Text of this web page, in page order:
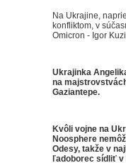
Na Ukrajine,
konfliktom, v
Omicron - Igor
Ukrajinka
na
Gaziantepe.
Kvôli vojne na
Noosphere
Odesy, takže v
ľadoborec sídliť v